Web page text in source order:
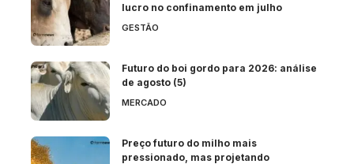
lucro no confinamento em julho
GESTÃO
Futuro do boi gordo para 2026: análise
de agosto (5)
MERCADO
Preço futuro do milho mais
pressionado, mas projetando